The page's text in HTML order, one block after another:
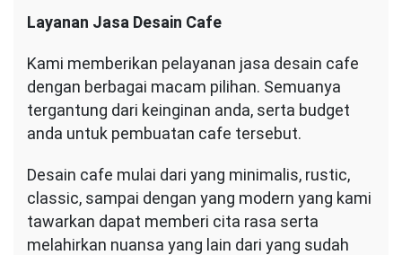
Layanan Jasa Desain Cafe
Kami memberikan pelayanan jasa desain cafe
dengan berbagai macam pilihan. Semuanya
tergantung dari keinginan anda, serta budget
anda untuk pembuatan cafe tersebut.
Desain cafe mulai dari yang minimalis, rustic,
classic, sampai dengan yang modern yang kami
tawarkan dapat memberi cita rasa serta
melahirkan nuansa yang lain dari yang sudah